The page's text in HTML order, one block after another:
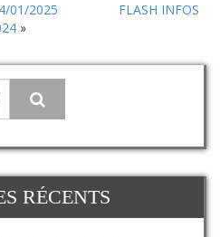
01/2025
FLASH INFOS
»
RÉCENTS